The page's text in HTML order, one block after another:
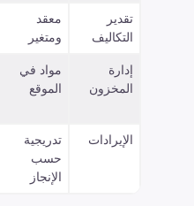
تقدير
التكاليف
معقد
ومتغير
إدارة
المخزون
مواد في
الموقع
الإيرادات
تدريجية
حسب
الإنجاز